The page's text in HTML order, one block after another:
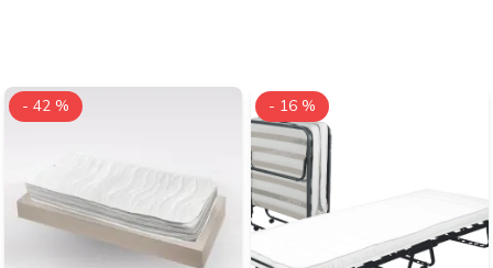
- 42 % - 16 %